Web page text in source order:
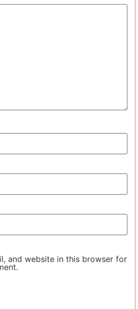
and website in this browser for